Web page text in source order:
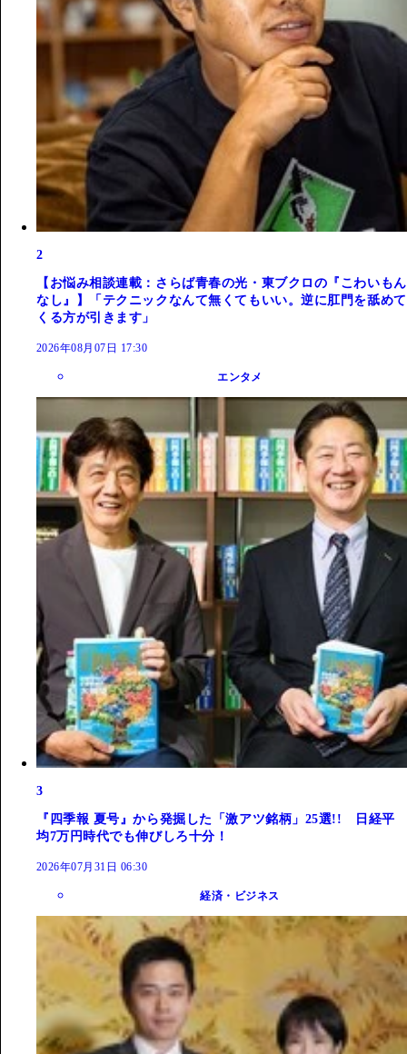
2
【お悩み相談連載：さらば青春の光・東ブクロの『こわいもん
なし』】「テクニックなんて無くてもいい。逆に肛門を舐めて
くる方が引きます」
2026年08月07日 17:30
エンタメ
3
『四季報 夏号』から発掘した「激アツ銘柄」25選!! 日経平
均7万円時代でも伸びしろ十分！
2026年07月31日 06:30
経済・ビジネス